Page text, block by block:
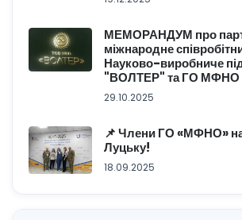
МЕМОРАНДУМ про
міжнародне
Науково-виробниче
"ВОЛТЕР" та ГО МФНО
29.10.2025
📌 Члени ГО «МФНО»
Луцьку!
18.09.2025